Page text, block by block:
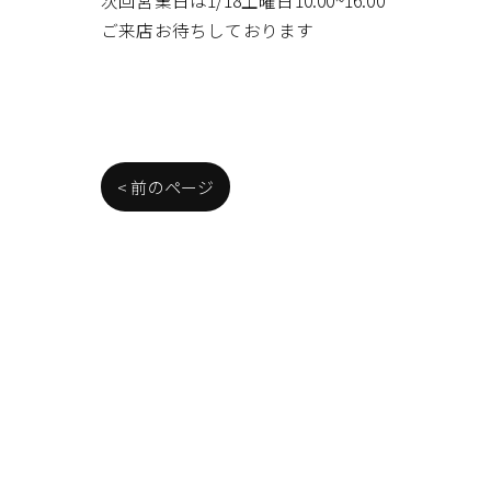
ご来店お待ちしております
< 前のページ